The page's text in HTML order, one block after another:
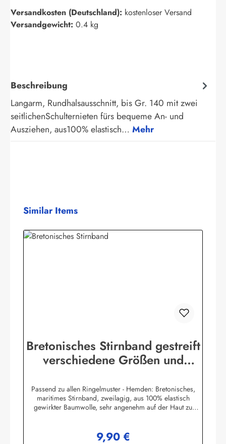
Versandkosten (Deutschland): kostenloser Versand
Versandgewicht: 0.4 kg
Beschreibung
Langarm, Rundhalsausschnitt, bis Gr. 140 mit zwei
seitlichenSchulternieten fürs bequeme An- und
Ausziehen, aus100% elastisch… Mehr
Produktgalerie überspringen
Similar Items
Bretonisches Stirnband gestreift
verschiedene Größen und
Passend zu allen Ringelmuster - Hemden: Bretonisches,
maritimes Stirnband, zweilagig, aus 100% elastisch
gewirkter Baumwolle, sehr angenehm auf der Haut zu
Wittmundinfo@modas-bekleidung.de
Regulärer Preis:
9,90 €